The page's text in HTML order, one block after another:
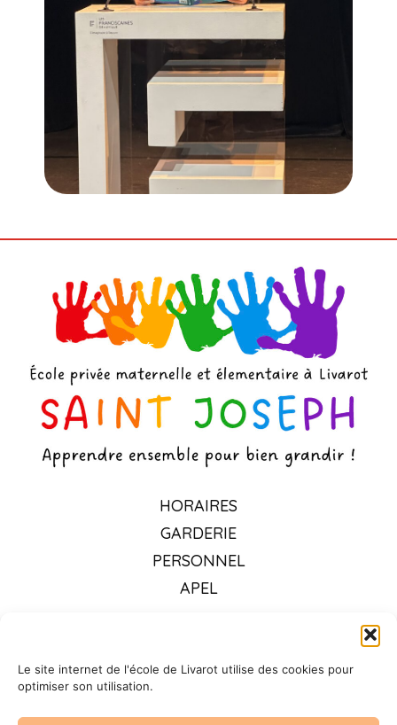
Le site internet de l'école de Livarot utilise des cookies pour
optimiser son utilisation.
HORAIRES
GARDERIE
PERSONNEL
APEL
RESTAURATION
VIE PASTORALE